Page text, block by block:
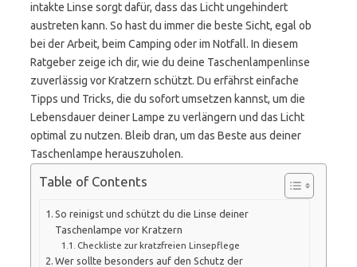
intakte Linse sorgt dafür, dass das Licht ungehindert
austreten kann. So hast du immer die beste Sicht, egal ob
bei der Arbeit, beim Camping oder im Notfall. In diesem
Ratgeber zeige ich dir, wie du deine Taschenlampenlinse
zuverlässig vor Kratzern schützt. Du erfährst einfache
Tipps und Tricks, die du sofort umsetzen kannst, um die
Lebensdauer deiner Lampe zu verlängern und das Licht
optimal zu nutzen. Bleib dran, um das Beste aus deiner
Taschenlampe herauszuholen.
Table of Contents
So reinigst und schützt du die Linse deiner
Taschenlampe vor Kratzern
Checkliste zur kratzfreien Linsepflege
Wer sollte besonders auf den Schutz der